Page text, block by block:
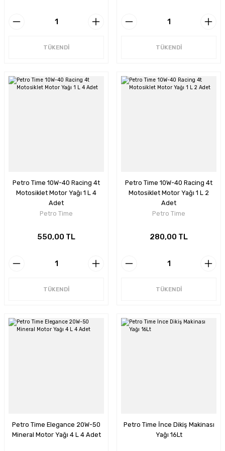
TÜKENDİ TÜKENDİ
Petro Time 10W-40 Racing 4t
Motosiklet Motor Yağı 1 L 4
Adet
Petro Time
550,00 TL
TÜKENDİ
Petro Time 10W-40 Racing 4t
Motosiklet Motor Yağı 1 L 2
Adet
Petro Time
280,00 TL
TÜKENDİ
Petro Time Elegance 20W-50
Mineral Motor Yağı 4 L 4 Adet
Petro Time İnce Dikiş Makinası
Yağı 16Lt